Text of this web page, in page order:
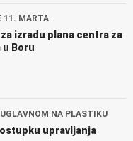
11. MARTA
izradu plana centra za
Boru
NA PLASTIKU
upravljanja